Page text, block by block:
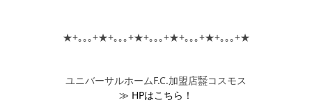
★+｡｡｡+★+｡｡｡+★+｡｡｡+★+｡｡｡+★+｡｡｡+★
ユニバーサルホームF.C.加盟店㍿コスモス
≫ HPはこちら！